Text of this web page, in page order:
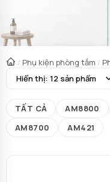
/ Phụ kiện phòng tắm /
TẤT CẢ AM8800
AM8700
AM421